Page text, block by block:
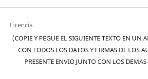
Licencia
(COPIE Y PEGUE EL SIGUIENTE TEXTO EN UN
CON TODOS LOS DATOS Y FIRMAS DE LOS
PRESENTE ENVIO JUNTO CON LOS